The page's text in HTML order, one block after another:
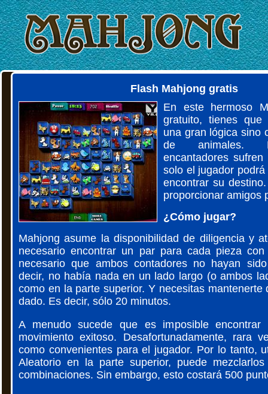
Flash Mahjong gratis
En este hermoso
gratuito, tienes
una gran lógica sino
de animales.
encantadores
solo el jugador
encontrar su
proporcionar amigos
¿Cómo jugar?
Mahjong asume la disponibilidad de diligencia y
necesario encontrar un par para cada pieza
necesario que ambos contadores no hayan
decir, no había nada en un lado largo (o ambos
como en la parte superior. Y necesitas mantenerte
dado. Es decir, sólo 20 minutos.
A menudo sucede que es imposible
movimiento exitoso. Desafortunadamente, rara
como convenientes para el jugador. Por lo tanto,
Aleatorio en la parte superior, puede
combinaciones. Sin embargo, esto costará 500